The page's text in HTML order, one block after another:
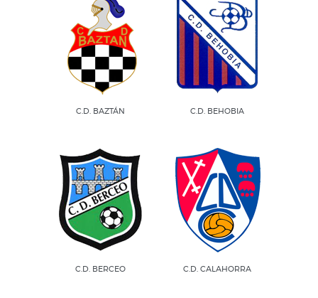
C.D. BAZTÁN C.D. BEHOBIA
C.D. BERCEO C.D. CALAHORRA